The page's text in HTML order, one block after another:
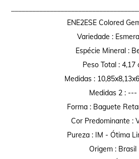
ENE2ESE Colored
Variedade :
Espécie Mineral :
Peso Total : 4,17
Medidas :
Medidas 2 : ---
Forma : Baguete
Cor Predominante :
Pureza : IM - Ótima
Origem : Brasil